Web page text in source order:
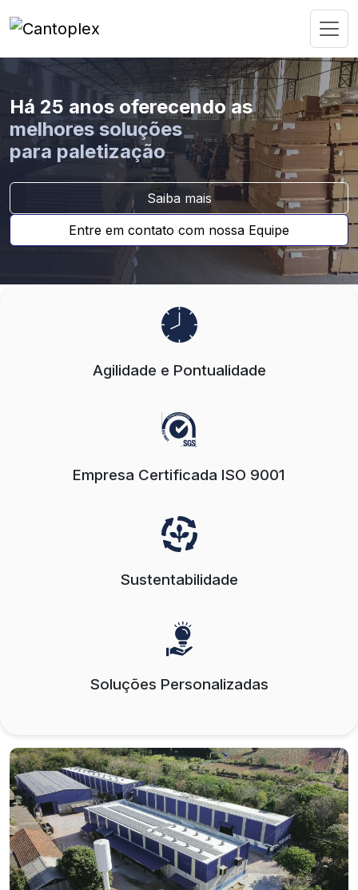
Há 25 anos oferecendo as
melhores soluções
para paletização
Saiba mais
Entre em contato com nossa Equipe
Agilidade e Pontualidade
Empresa Certificada ISO 9001
Sustentabilidade
Soluções Personalizadas